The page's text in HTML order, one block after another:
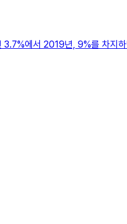
에서 2019년, 9%를 차지